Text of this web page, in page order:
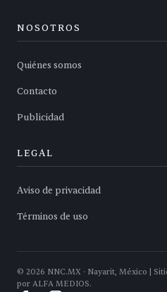
NOSOTROS
Quiénes somos
Contacto
Publicidad
LEGAL
Aviso de privacidad
Términos de uso
© 2026 NNC.MX · Nayarit, México |
por ALFA MEDIOS.